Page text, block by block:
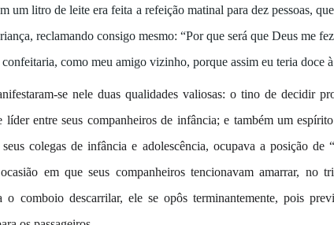
um litro de leite era feita a refeição matinal para dez pessoas,
reclamando consigo mesmo: “Por que será que Deus me
como meu amigo vizinho, porque assim eu teria doce
se nele duas qualidades valiosas: o tino de decidir
líder entre seus companheiros de infância; e também um
colegas de infância e adolescência, ocupava a posição de
em que seus companheiros tencionavam amarrar, no
o comboio descarrilar, ele se opôs terminantemente, pois